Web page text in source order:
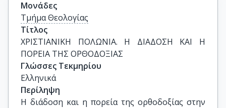
Μονάδες
Τμήμα Θεολογίας
Τίτλος
ΧΡΙΣΤΙΑΝΙΚΗ ΠΟΛΩΝΙΑ. Η ΔΙΑΔOΣΗ ΚΑΙ Η
ΠΟΡΕΙΑ ΤΗΣ ΟΡΘΟΔΟΞΙΑΣ
Γλώσσες Τεκμηρίου
Ελληνικά
Περίληψη
Η διάδοση και η πορεία της ορθοδοξίας στην